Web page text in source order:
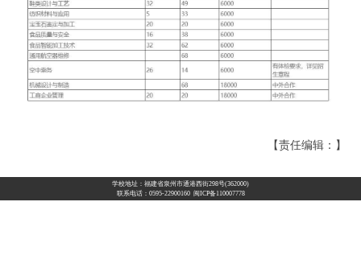
【责任编辑：】
学校地址：福建省泉州市通港西街298号(362000)
联系电话：0595-22900160 闽ICP备110007778